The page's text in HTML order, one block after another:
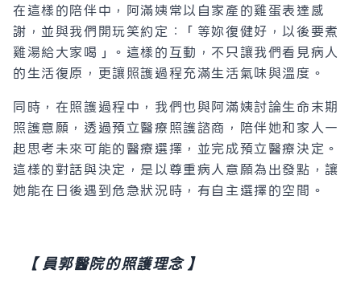
在這樣的陪伴中，阿滿姨常以自家產的雞蛋表達感
謝，並與我們開玩笑約定：「等妳復健好，以後要煮
雞湯給大家喝」。這樣的互動，不只讓我們看見病人
的生活復原，更讓照護過程充滿生活氣味與溫度。
同時，在照護過程中，我們也與阿滿姨討論生命末期
照護意願，透過預立醫療照護諮商，陪伴她和家人一
起思考未來可能的醫療選擇，並完成預立醫療決定。
這樣的對話與決定，是以尊重病人意願為出發點，讓
她能在日後遇到危急狀況時，有自主選擇的空間。
【員郭醫院的照護理念】